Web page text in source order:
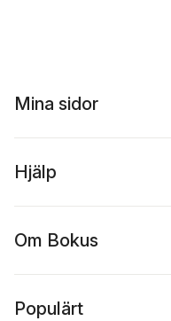
Mina sidor
Hjälp
Om Bokus
Populärt